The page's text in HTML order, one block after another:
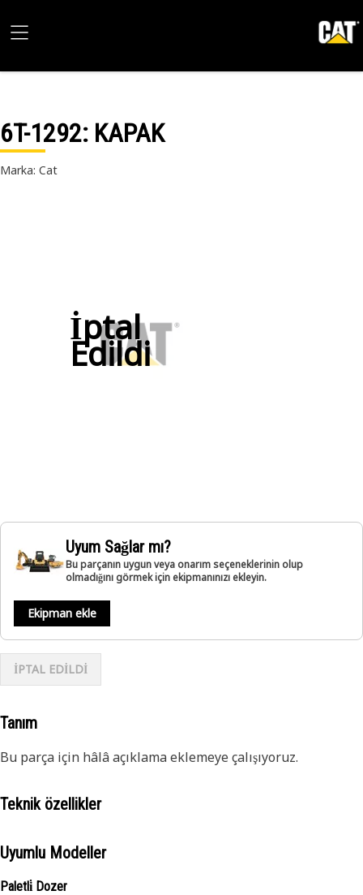
6T-1292: KAPAK
Marka: Cat
İptal
Edildi
Uyum Sağlar mı?
Bu parçanın uygun veya onarım seçeneklerinin olup
olmadığını görmek için ekipmanınızı ekleyin.
Ekipman ekle
İPTAL EDİLDİ
Tanım
Bu parça için hâlâ açıklama eklemeye çalışıyoruz.
Teknik özellikler
Uyumlu Modeller
Paletli̇ Dozer